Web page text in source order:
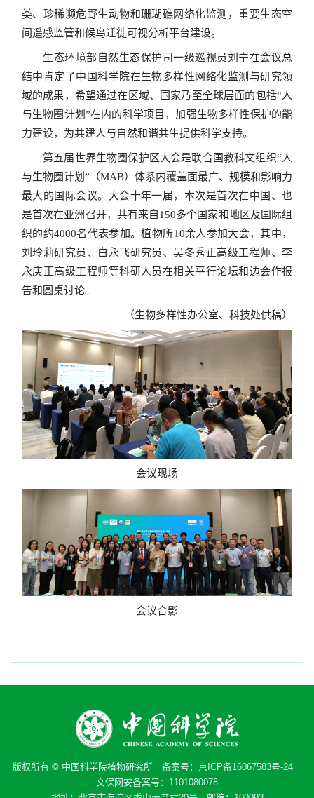
类、珍稀濒危野生动物和珊瑚礁网络化监测，重要生态空
间遥感监管和候鸟迁徙可视分析平台建设。
生态环境部自然生态保护司一级巡视员刘宁在会议总
结中肯定了中国科学院在生物多样性网络化监测与研究领
域的成果，希望通过在区域、国家乃至全球层面的包括“人
与生物圈计划”在内的科学项目，加强生物多样性保护的能
力建设，为共建人与自然和谐共生提供科学支持。
第五届世界生物圈保护区大会是联合国教科文组织“人
与生物圈计划”（MAB）体系内覆盖面最广、规模和影响力
最大的国际会议。大会十年一届，本次是首次在中国、也
是首次在亚洲召开，共有来自150多个国家和地区及国际组
织的约4000名代表参加。植物所10余人参加大会，其中，
刘玲莉研究员、白永飞研究员、吴冬秀正高级工程师、李
永庚正高级工程师等科研人员在相关平行论坛和边会作报
告和圆桌讨论。
（生物多样性办公室、科技处供稿）
会议现场
会议合影
版权所有 © 中国科学院植物研究所 备案号： 京ICP备16067583号-24
文保网安备案号：1101080078